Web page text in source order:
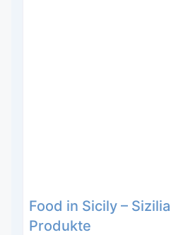
Food in Sicily –
Produkte